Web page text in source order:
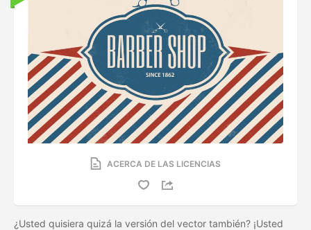
ACERCA DE LAS LICENCIAS
¿Usted quisiera quizá la versión del vector también? ¡Usted